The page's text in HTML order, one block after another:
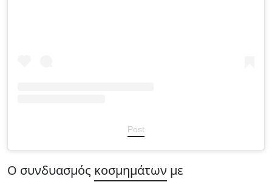
Post
Ο συνδυασμός κοσμημάτων με